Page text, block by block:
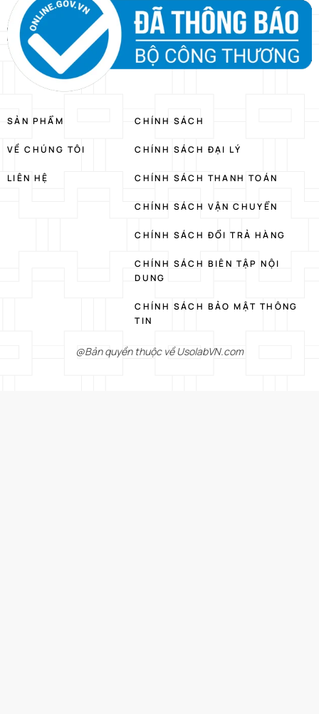
SẢN PHẨM
VỀ CHÚNG TÔI
LIÊN HỆ
CHÍNH SÁCH
CHÍNH SÁCH ĐẠI LÝ
CHÍNH SÁCH THANH TOÁN
CHÍNH SÁCH VẬN CHUYỂN
CHÍNH SÁCH ĐỔI TRẢ HÀNG
CHÍNH SÁCH BIÊN TẬP NỘI
DUNG
CHÍNH SÁCH BẢO MẬT THÔNG
TIN
@Bản quyền thuộc về UsolabVN.com